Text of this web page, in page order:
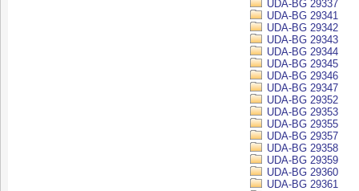
UDA-BG 29337
UDA-BG 29341
UDA-BG 29342
UDA-BG 29343
UDA-BG 29344
UDA-BG 29345
UDA-BG 29346
UDA-BG 29347
UDA-BG 29352
UDA-BG 29353
UDA-BG 29355
UDA-BG 29357
UDA-BG 29358
UDA-BG 29359
UDA-BG 29360
UDA-BG 29361